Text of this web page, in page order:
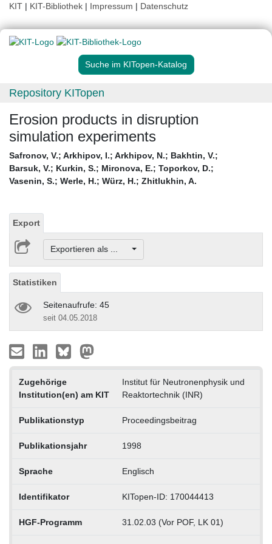
KIT | KIT-Bibliothek | Impressum | Datenschutz
Suche im KITopen-Katalog
Repository KITopen
Erosion products in disruption
simulation experiments
Safronov, V.; Arkhipov, I.; Arkhipov, N.; Bakhtin, V.;
Barsuk, V.; Kurkin, S.; Mironova, E.; Toporkov, D.;
Vasenin, S.; Werle, H.; Würz, H.; Zhitlukhin, A.
Export
Exportieren als ...
Statistiken
Seitenaufrufe: 45
seit 04.05.2018
Zugehörige
Institution(en) am KIT
Institut für Neutronenphysik und
Reaktortechnik (INR)
Publikationstyp Proceedingsbeitrag
Publikationsjahr 1998
Sprache Englisch
Identifikator KITopen-ID: 170044413
HGF-Programm 31.02.03 (Vor POF, LK 01)